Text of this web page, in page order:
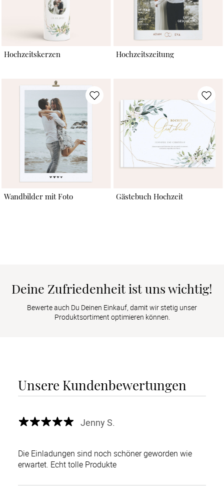
Hochzeitskerzen Hochzeitszeitung
Wandbilder mit Foto Gästebuch Hochzeit
Deine Zufriedenheit ist uns wichtig!
Bewerte auch Du Deinen Einkauf, damit wir stetig unser
Produktsortiment optimieren können.
Unsere Kundenbewertungen
Jenny S.
Die Einladungen sind noch schöner geworden wie
erwartet. Echt tolle Produkte